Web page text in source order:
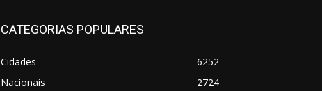
CATEGORIAS POPULARES
Cidades
6252
Nacionais
2724